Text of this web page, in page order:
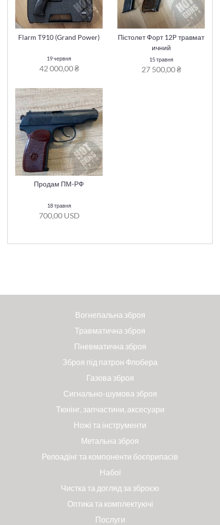
Flarm T910 (Grand Power)
19 червня
42 000,00 ₴
Пістолет Форт 12P травмат
ичний
15 травня
27 500,00 ₴
Продам ПМ-РФ
18 травня
700,00 USD
Вогнепальна зброя
Травматична зброя
Пневматична зброя
Зброя під патрон Флобера
Газова зброя
Сигнально-шумова зброя
Тюнінг, запчастини, аксесуари
Ножі та інструменти
Метальна зброя
Релоадінг та компоненти боєприпасів
Набої
Чистка та догляд за зброєю
Оптика та комплектуючі
Послуги